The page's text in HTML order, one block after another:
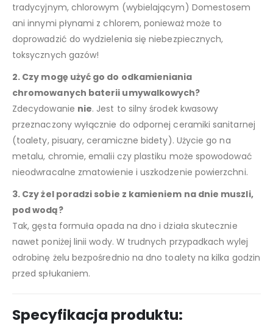
tradycyjnym, chlorowym (wybielającym) Domestosem
ani innymi płynami z chlorem, ponieważ może to
doprowadzić do wydzielenia się niebezpiecznych,
toksycznych gazów!
2. Czy mogę użyć go do odkamieniania
chromowanych baterii umywalkowych?
Zdecydowanie nie. Jest to silny środek kwasowy
przeznaczony wyłącznie do odpornej ceramiki sanitarnej
(toalety, pisuary, ceramiczne bidety). Użycie go na
metalu, chromie, emalii czy plastiku może spowodować
nieodwracalne zmatowienie i uszkodzenie powierzchni.
3. Czy żel poradzi sobie z kamieniem na dnie muszli,
pod wodą?
Tak, gęsta formuła opada na dno i działa skutecznie
nawet poniżej linii wody. W trudnych przypadkach wylej
odrobinę żelu bezpośrednio na dno toalety na kilka godzin
przed spłukaniem.
Specyfikacja produktu: